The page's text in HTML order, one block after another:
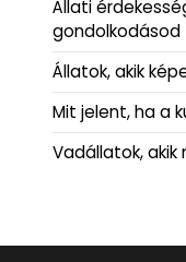
Állati
gondolkodásod
Állatok, akik
Mit jelent, ha a
Vadállatok,